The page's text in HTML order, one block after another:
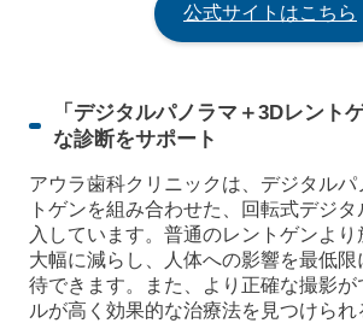
公式サイトはこちら
「デジタルパノラマ＋3Dレント
な診断をサポート
アウラ歯科クリニックは、デジタル
トゲンを組み合わせた、回転式デジ
入しています。普通のレントゲンよ
大幅に減らし、人体への影響を最低限
待できます。また、より正確な撮影が
ルが高く効果的な治療法を見つけら